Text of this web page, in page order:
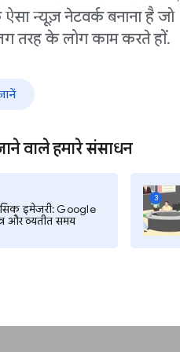
न्यूज़ नेटवर्क बनाना है जो
तरह के लोग काम करते हों.
वाले हमारे संसाधन
इमेजरी: Google
और व्यतीत समय
3